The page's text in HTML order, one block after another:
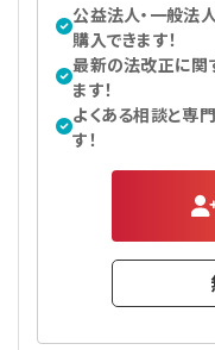
公益法人・一般法
購入できます！
最新の法改正に関
ます！
よくある相談と専
す！